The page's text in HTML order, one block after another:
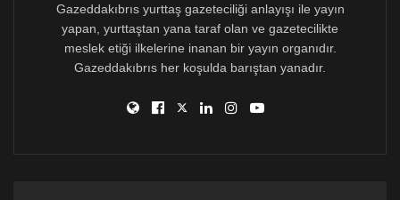
Gazeddakıbrıs yurttaş gazeteciliği anlayışı ile yayın
yapan, yurttaştan yana taraf olan ve gazetecilikte
meslek etiği ilkelerine inanan bir yayın organıdır.
Gazeddakıbrıs her koşulda barıştan yanadır.